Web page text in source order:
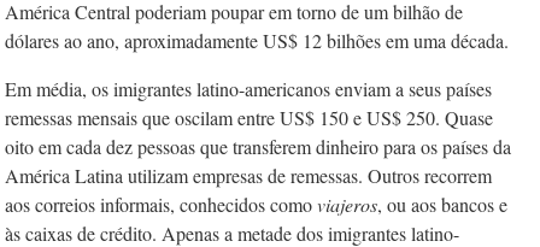
América Central poderiam poupar em torno de um bilhão de
dólares ao ano, aproximadamente US$ 12 bilhões em uma década.
Em média, os imigrantes latino-americanos enviam a seus países
remessas mensais que oscilam entre US$ 150 e US$ 250. Quase
oito em cada dez pes­soas que transferem dinheiro para os países da
América Latina utilizam empresas de remessas. Outros recorrem
aos correios informais, conhecidos comoviajeros, ou aos bancos e
às caixas de crédito. Apenas a metade dos imigrantes latino-